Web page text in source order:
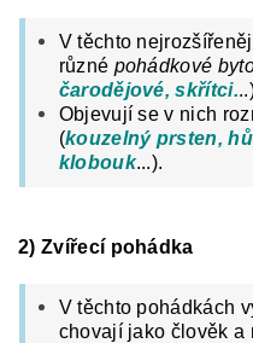
V těchto
různé pohádkové
čarodějové, skřítci.
Objevují se v nich
(kouzelný prsten,
klobouk...).
2) Zvířecí pohádka
V těchto pohádkách
chovají jako člověk a